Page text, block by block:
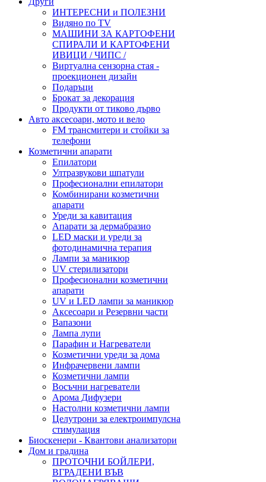
ИНТЕРЕСНИ и ПОЛЕЗНИ
Видяно по TV
МАШИНИ ЗА КАРТОФЕНИ
СПИРАЛИ И КАРТОФЕНИ
ИВИЦИ / ЧИПС /
Виртуална сензорна стая -
проекционен дизайн
Подаръци
Брокат за декорация
Продукти от тиково дърво
Авто аксесоари, мото и вело
FM трансмитери и стойки за
телефони
Козметични апарати
Епилатори
Ултразвукови шпатули
Професионални епилатори
Комбинирани козметични
апарати
Уреди за кавитация
Апарати за дермабразио
LED маски и уреди за
фотодинамична терапия
Лампи за маникюр
UV стерилизатори
Професионални козметични
апарати
UV и LED лампи за маникюр
Аксесоари и Резервни части
Вапазони
Лампа лупи
Парафин и Нагреватели
Козметични уреди за дома
Инфрачервени лампи
Козметични лампи
Восъчни нагреватели
Арома Дифузери
Настолни козметични лампи
Целутрони за електроимпулсна
стимулация
Биоскенери - Квантови анализатори
Дом и градина
ПРОТОЧНИ БОЙЛЕРИ,
ВГРАДЕНИ ВЪВ